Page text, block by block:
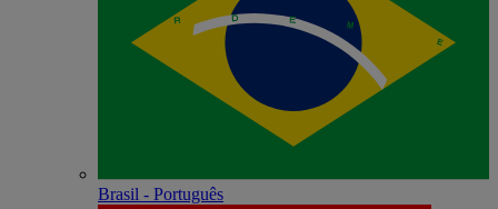
Brasil - Português